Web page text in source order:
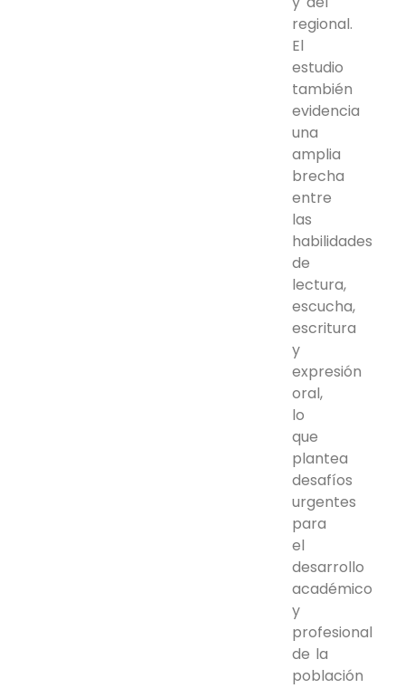
regional.
El
estudio
también
evidencia
una
amplia
brecha
entre
las
habilidades
de
lectura,
escucha,
escritura
y
expresión
oral,
lo
que
plantea
desafíos
urgentes
para
el
desarrollo
académico
y
profesional
de la
población